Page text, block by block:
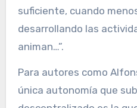
suficiente, cuando
desarrollando las
animan…”.
Para autores como
única autonomía que